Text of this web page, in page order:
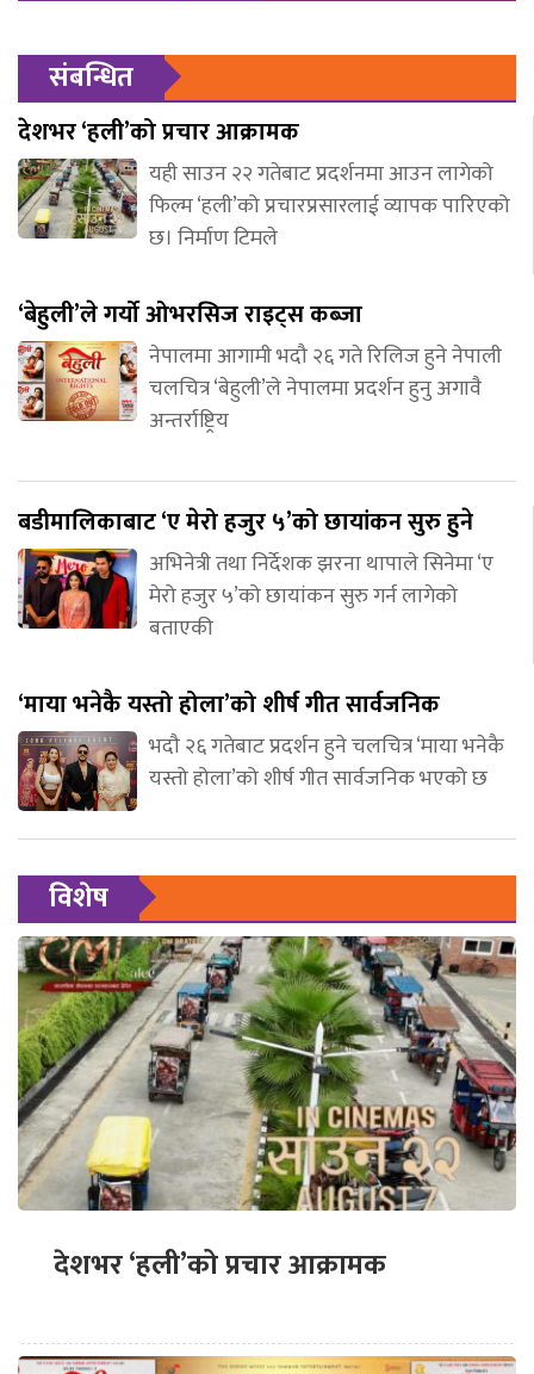
संबन्धित
देशभर ‘हली’को प्रचार आक्रामक
यही साउन २२ गतेबाट प्रदर्शनमा आउन लागेको
फिल्म ‘हली’को प्रचारप्रसारलाई व्यापक पारिएको
छ। निर्माण टिमले
‘बेहुली’ले गर्यो ओभरसिज राइट्स कब्जा
नेपालमा आगामी भदौ २६ गते रिलिज हुने नेपाली
चलचित्र ‘बेहुली’ले नेपालमा प्रदर्शन हुनु अगावै
अन्तर्राष्ट्रिय
बडीमालिकाबाट ‘ए मेरो हजुर ५’को छायांकन सुरु हुने
अभिनेत्री तथा निर्देशक झरना थापाले सिनेमा ‘ए
मेरो हजुर ५’को छायांकन सुरु गर्न लागेको
बताएकी
‘माया भनेकै यस्तो होला’को शीर्ष गीत सार्वजनिक
भदौ २६ गतेबाट प्रदर्शन हुने चलचित्र ‘माया भनेकै
यस्तो होला’को शीर्ष गीत सार्वजनिक भएको छ
विशेष
देशभर ‘हली’को प्रचार आक्रामक